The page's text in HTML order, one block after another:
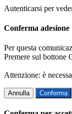
Autenticarsi per
Conferma adesione
Per questa
Premere sul bottone
Attenzione: è
Annulla Conferma